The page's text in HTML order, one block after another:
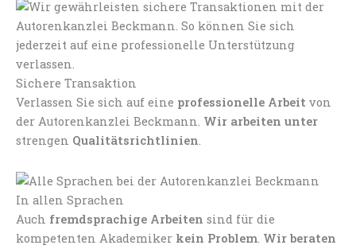
Sichere Transaktion
Verlassen Sie sich auf eine professionelle Arbeit von
der Autorenkanzlei Beckmann. Wir arbeiten unter
strengen Qualitätsrichtlinien.
In allen Sprachen
Auch fremdsprachige Arbeiten sind für die
kompetenten Akademiker kein Problem. Wir beraten